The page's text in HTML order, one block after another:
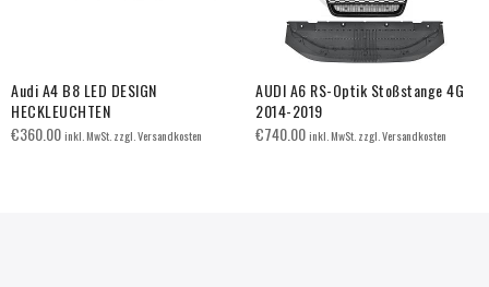
Audi A4 B8 LED DESIGN
HECKLEUCHTEN
€360.00inkl. MwSt. zzgl. Versandkosten
AUDI A6 RS-Optik Stoßstange 4G
2014-2019
€740.00inkl. MwSt. zzgl. Versandkosten